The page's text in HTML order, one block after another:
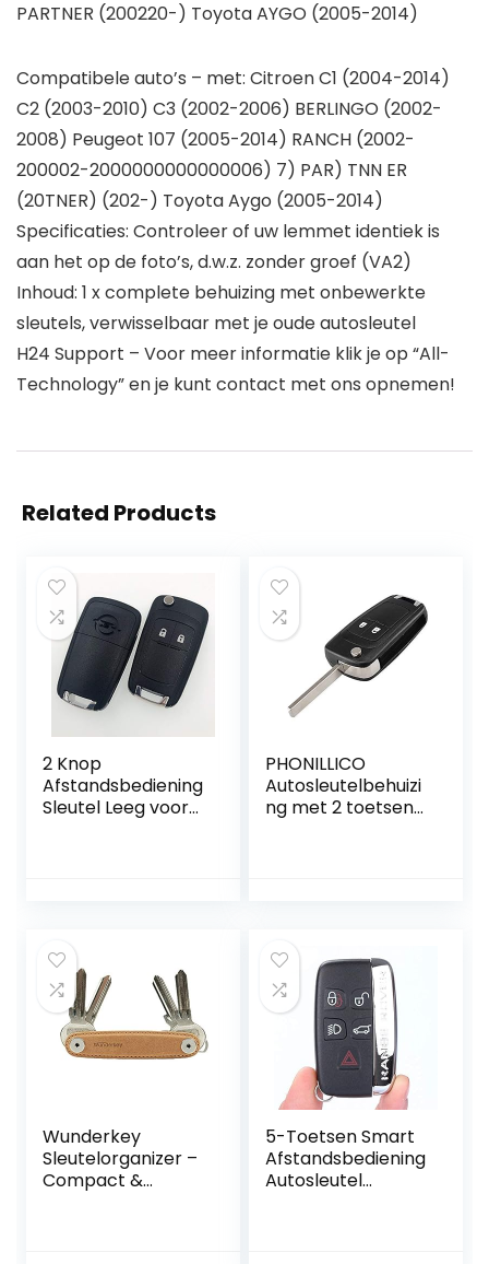
PARTNER (200220-) Toyota AYGO (2005-2014)
Compatibele auto’s – met: Citroen C1 (2004-2014)
C2 (2003-2010) C3 (2002-2006) BERLINGO (2002-
2008) Peugeot 107 (2005-2014) RANCH (2002-
200002-2000000000000006) 7) PAR) TNN ER
(20TNER) (202-) Toyota Aygo (2005-2014)
Specificaties: Controleer of uw lemmet identiek is
aan het op de foto’s, d.w.z. zonder groef (VA2)
Inhoud: 1 x complete behuizing met onbewerkte
sleutels, verwisselbaar met je oude autosleutel
H24 Support – Voor meer informatie klik je op “All-
Technology” en je kunt contact met ons opnemen!
Related Products
2 Knop
Afstandsbediening
Sleutel Leeg voor
PHONILLICO
Autosleutelbehuizi
ng met 2 toetsen
Wunderkey
Sleutelorganizer –
Compact &
5-Toetsen Smart
Afstandsbediening
Autosleutel